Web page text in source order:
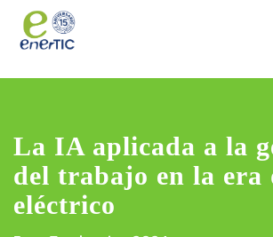
La IA aplicada a la
del trabajo en la era
eléctrico